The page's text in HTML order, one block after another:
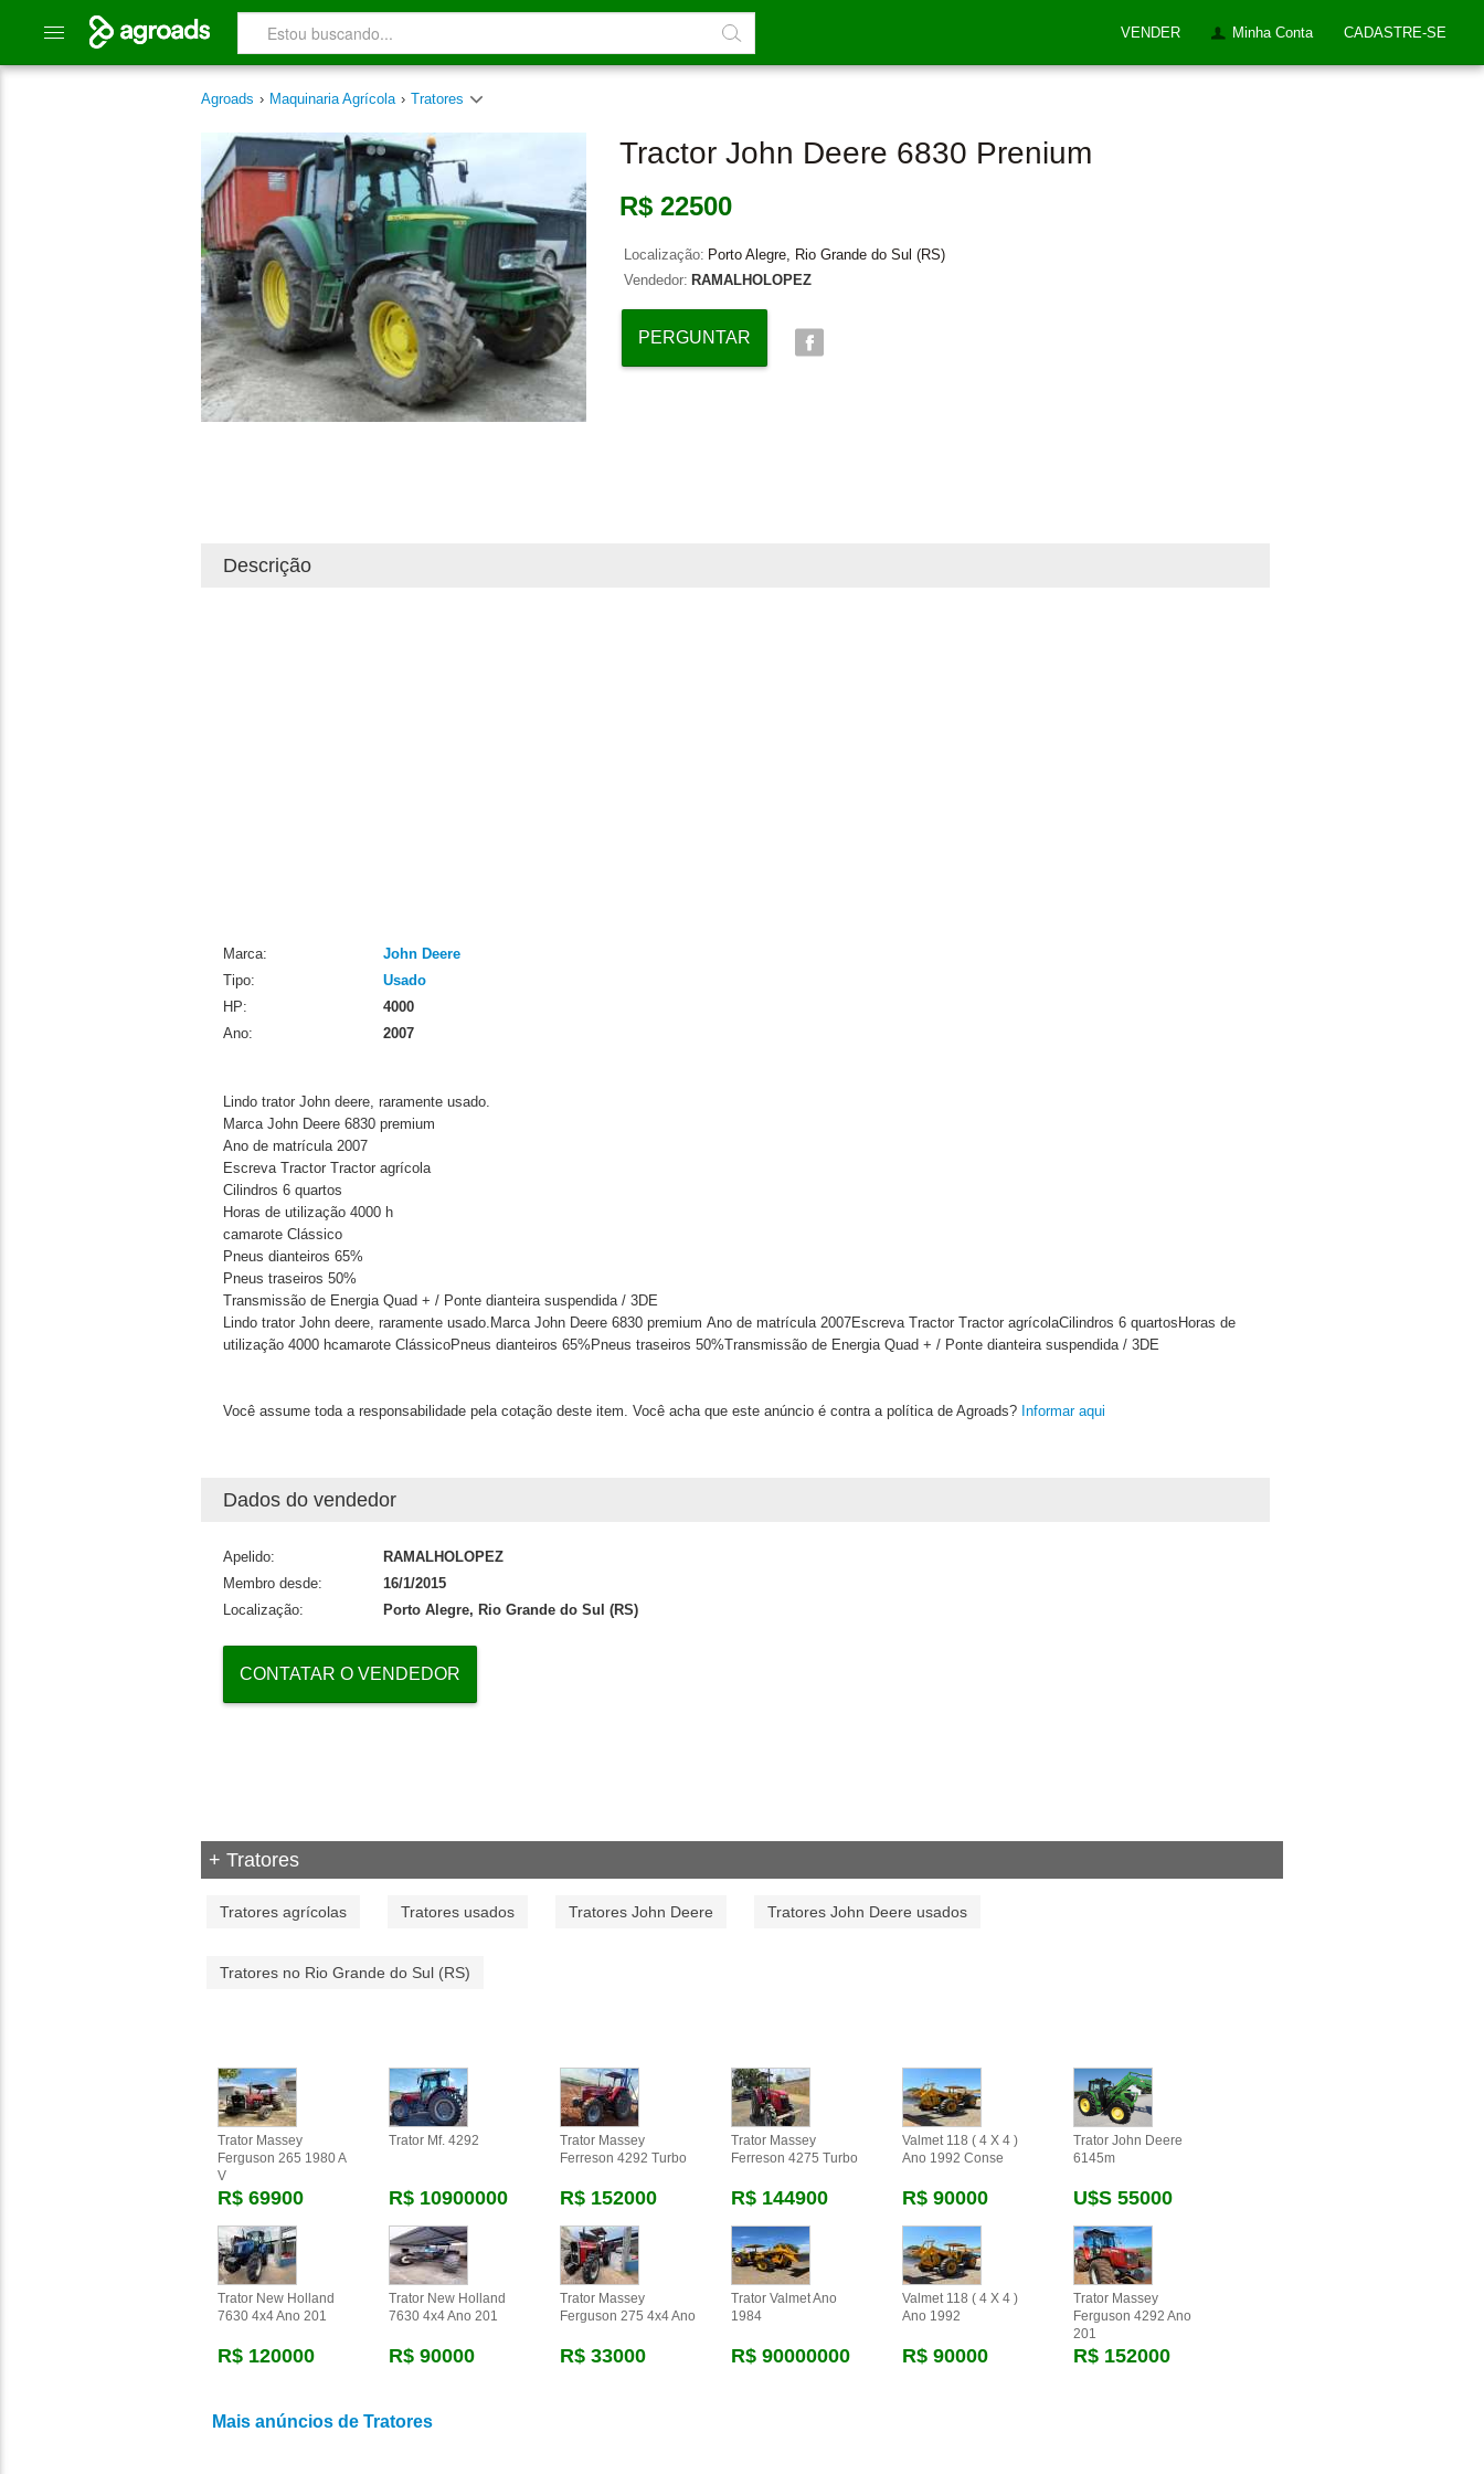
VENDER Minha Conta CADASTRE-SE
Agroads › Maquinaria Agrícola › Tratores
Tractor John Deere 6830 Prenium
R$ 22500
Localização: Porto Alegre, Rio Grande do Sul (RS)
Vendedor: RAMALHOLOPEZ
PERGUNTAR
Descrição
Marca:
John Deere
Tipo:
Usado
HP:
4000
Ano:
2007
Lindo trator John deere, raramente usado.
Marca John Deere 6830 premium
Ano de matrícula 2007
Escreva Tractor Tractor agrícola
Cilindros 6 quartos
Horas de utilização 4000 h
camarote Clássico
Pneus dianteiros 65%
Pneus traseiros 50%
Transmissão de Energia Quad + / Ponte dianteira suspendida / 3DE
Lindo trator John deere, raramente usado.Marca John Deere 6830 premium Ano de matrícula 2007Escreva Tractor Tractor agrícolaCilindros 6 quartosHoras de
utilização 4000 hcamarote ClássicoPneus dianteiros 65%Pneus traseiros 50%Transmissão de Energia Quad + / Ponte dianteira suspendida / 3DE
Você assume toda a responsabilidade pela cotação deste item. Você acha que este anúncio é contra a política de Agroads? Informar aqui
Dados do vendedor
Apelido:
RAMALHOLOPEZ
Membro desde:
16/1/2015
Localização:
Porto Alegre, Rio Grande do Sul (RS)
CONTATAR O VENDEDOR
+ Tratores
Tratores agrícolas Tratores usados Tratores John Deere Tratores John Deere usados
Tratores no Rio Grande do Sul (RS)
Trator Massey
Ferguson 265 1980 A
V
R$ 69900
Trator Mf. 4292
R$ 10900000
Trator Massey
Ferreson 4292 Turbo
R$ 152000
Trator Massey
Ferreson 4275 Turbo
R$ 144900
Valmet 118 ( 4 X 4 )
Ano 1992 Conse
R$ 90000
Trator John Deere
6145m
U$s 55000
Trator New Holland
7630 4x4 Ano 201
R$ 120000
Trator New Holland
7630 4x4 Ano 201
R$ 90000
Trator Massey
Ferguson 275 4x4 Ano
R$ 33000
Trator Valmet Ano
1984
R$ 90000000
Valmet 118 ( 4 X 4 )
Ano 1992
R$ 90000
Trator Massey
Ferguson 4292 Ano
201
R$ 152000
Mais anúncios de Tratores